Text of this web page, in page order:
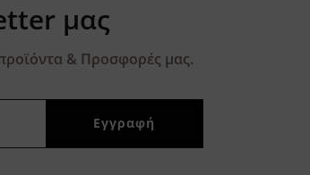
μας
& Προσφορές μας.